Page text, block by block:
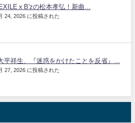
x B'zの松本孝弘！新曲...
24, 2026 に投稿された
平祥生、『迷惑をかけたことを反省』...
27, 2026 に投稿された